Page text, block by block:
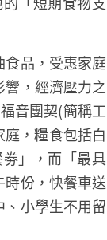
「短期食物支
品，受惠家庭
，經濟壓力之
福音團契(簡稱
庭，糧食包括
」，而「最具